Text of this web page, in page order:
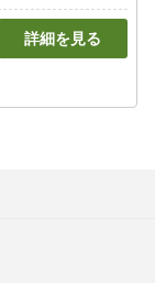
詳細を見る